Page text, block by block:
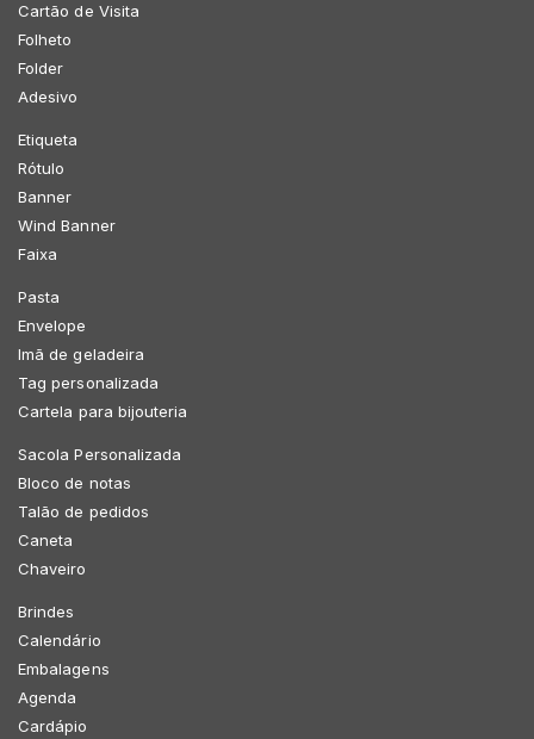
Cartão de Visita
Folheto
Folder
Adesivo
Etiqueta
Rótulo
Banner
Wind Banner
Faixa
Pasta
Envelope
Imã de geladeira
Tag personalizada
Cartela para bijouteria
Sacola Personalizada
Bloco de notas
Talão de pedidos
Caneta
Chaveiro
Brindes
Calendário
Embalagens
Agenda
Cardápio